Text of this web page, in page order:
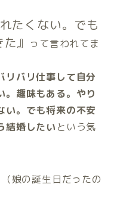
たくない。でも
』
って言われてま
リバリ仕事して自分
。趣味もある。やり
い。でも将来の不安
結婚したい という気
娘の誕生日だったの